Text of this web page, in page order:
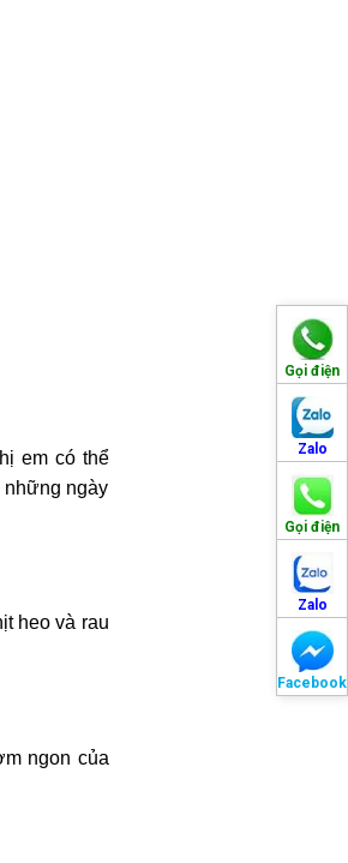
Gọi điện
Zalo
Gọi điện
Zalo
Facebook
em có thể
ngày
heo và rau
ngon của